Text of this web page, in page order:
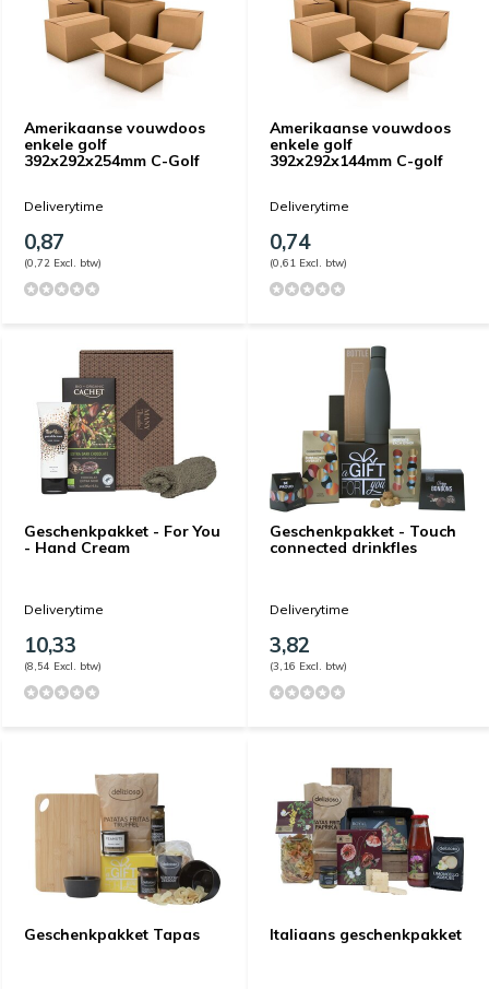
Amerikaanse vouwdoos
enkele golf
392x292x254mm C-Golf
Deliverytime
0,87
(0,72 Excl. btw)
Amerikaanse vouwdoos
enkele golf
392x292x144mm C-golf
Deliverytime
0,74
(0,61 Excl. btw)
Geschenkpakket - For You
- Hand Cream
Deliverytime
10,33
(8,54 Excl. btw)
Geschenkpakket - Touch
connected drinkfles
Deliverytime
3,82
(3,16 Excl. btw)
Geschenkpakket Tapas Italiaans geschenkpakket